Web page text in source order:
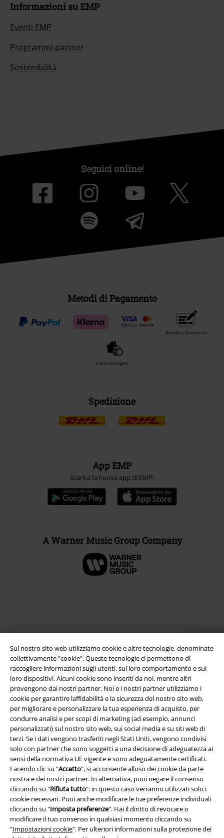
Sul nostro sito web utilizziamo cookie e altre tecnologie, denominate
collettivamente "cookie". Queste tecnologie ci permettono di
raccogliere informazioni sugli utenti, sul loro comportamento e sui
loro dispositivi. Alcuni cookie sono inseriti da noi, mentre altri
provengono dai nostri partner. Noi e i nostri partner utilizziamo i
cookie per garantire laffidabilità e la sicurezza del nostro sito web,
per migliorare e personalizzare la tua esperienza di acquisto, per
condurre analisi e per scopi di marketing (ad esempio, annunci
personalizzati) sul nostro sito web, sui social media e su siti web di
terzi. Se i dati vengono trasferiti negli Stati Uniti, vengono condivisi
solo con partner che sono soggetti a una decisione di adeguatezza ai
sensi della normativa UE vigente e sono adeguatamente certificati.
Facendo clic su "Accetto", si acconsente alluso dei cookie da parte
nostra e dei nostri partner. In alternativa, puoi negare il consenso
cliccando su "Rifiuta tutto": in questo caso verranno utilizzati solo i
cookie necessari. Puoi anche modificare le tue preferenze individuali
cliccando su "Imposta preferenze". Hai il diritto di revocare o
modificare il tuo consenso in qualsiasi momento cliccando su
"Impostazioni cookie". Per ulteriori informazioni sulla protezione dei
Informazioni su EMP
Eventi EMP
Programmi partner
Sostenibilità
Seguici online!
Metodi di Pagamento
Bonifico bancario
Contrassegno
Spedizione
App EMP
Scarica la nuova app di EMP!
A Warner Music Group Company
Info legali
Termini & Condizioni
Redazione
Legge sulla Privacy
Smaltimento rifiuti e protezione dell’ambiente
Dichiarazione di Conformità
Informazioni sull'accessibilità